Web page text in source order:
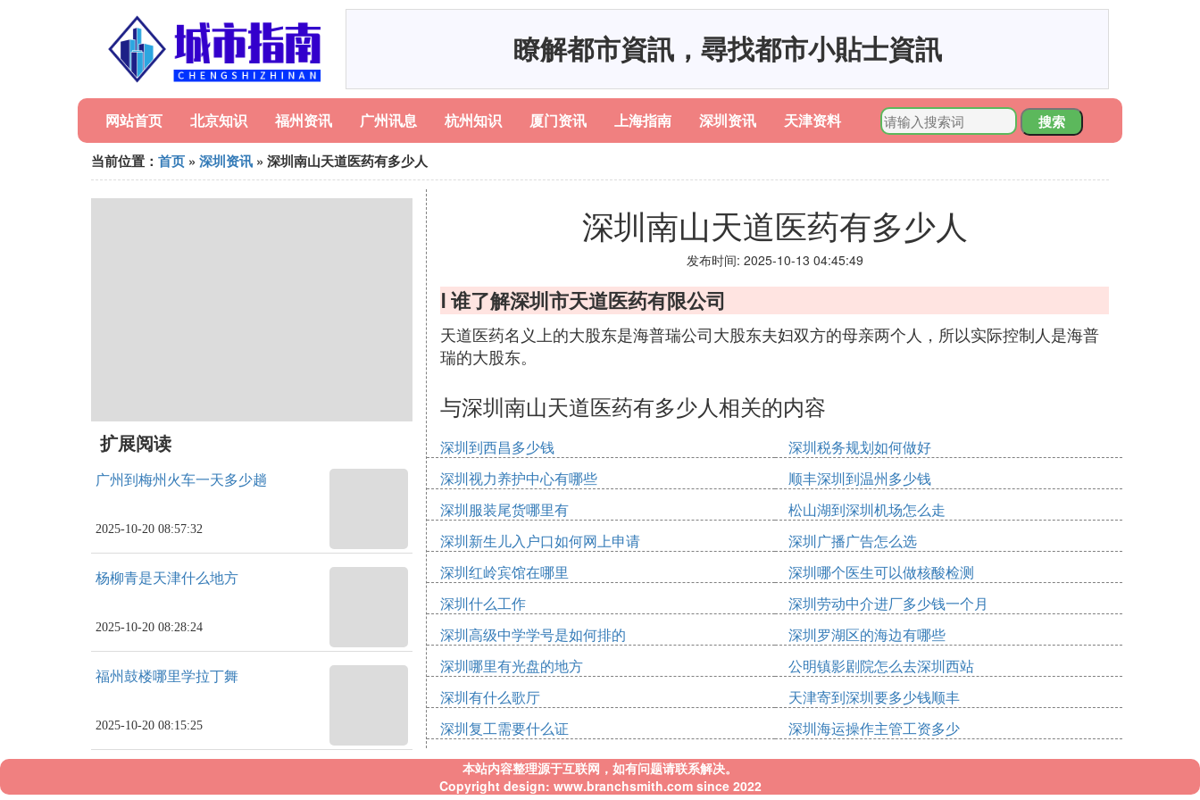
瞭解都市資訊，尋找都市小貼士資訊
网站首页 北京知识 福州资讯 广州讯息 杭州知识 厦门资讯 上海指南 深圳资讯 天津资料
搜索
当前位置： 首页 » 深圳资讯 » 深圳南山天道医药有多少人
扩展阅读
广州到梅州火车一天多少趟
2025-10-20 08:57:32
杨柳青是天津什么地方
2025-10-20 08:28:24
福州鼓楼哪里学拉丁舞
2025-10-20 08:15:25
深圳南山天道医药有多少人
发布时间: 2025-10-13 04:45:49
Ⅰ 谁了解深圳市天道医药有限公司
天道医药名义上的大股东是海普瑞公司大股东夫妇双方的母亲两个人，所以实际控制人是海普
瑞的大股东。
与深圳南山天道医药有多少人相关的内容
深圳到西昌多少钱
深圳税务规划如何做好
深圳视力养护中心有哪些
顺丰深圳到温州多少钱
深圳服装尾货哪里有
松山湖到深圳机场怎么走
深圳新生儿入户口如何网上申请
深圳广播广告怎么选
深圳红岭宾馆在哪里
深圳哪个医生可以做核酸检测
深圳什么工作
深圳劳动中介进厂多少钱一个月
深圳高级中学学号是如何排的
深圳罗湖区的海边有哪些
深圳哪里有光盘的地方
公明镇影剧院怎么去深圳西站
深圳有什么歌厅
天津寄到深圳要多少钱顺丰
深圳复工需要什么证
深圳海运操作主管工资多少
本站内容整理源于互联网，如有问题请联系解决。
Copyright design: www.branchsmith.com since 2022